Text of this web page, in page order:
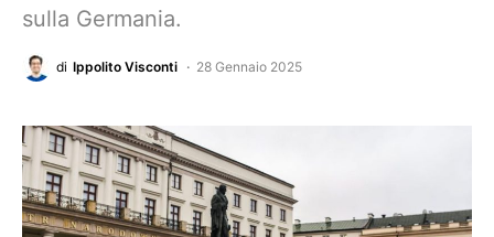
sulla Germania.
di Ippolito Visconti 28 Gennaio 2025